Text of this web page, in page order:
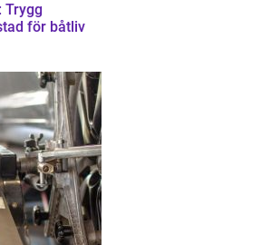
Trygg
för båtliv